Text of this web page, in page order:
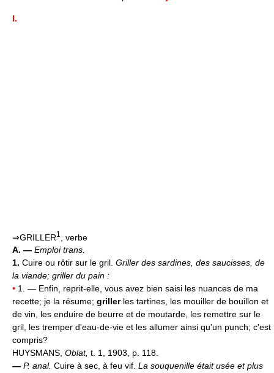
I.
⇒GRILLER1
, verbe
A. — Emploi trans.
1. Cuire ou rôtir sur le gril. Griller des sardines, des saucisses, de
la viande; griller du pain :
• 1. — Enfin, reprit-elle, vous avez bien saisi les nuances de ma
recette; je la résume; griller les tartines, les mouiller de bouillon et
de vin, les enduire de beurre et de moutarde, les remettre sur le
gril, les tremper d'eau-de-vie et les allumer ainsi qu'un punch; c'est
compris?
HUYSMANS, Oblat, t. 1, 1903, p. 118.
— P. anal. Cuire à sec, à feu vif. La souquenille était usée et plus